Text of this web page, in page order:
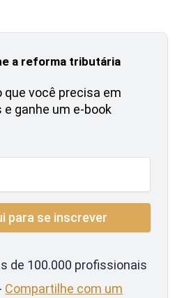
a reforma tributária
que você precisa em
ganhe um e-book
de 100.000 profissionais
Compartilhe com um